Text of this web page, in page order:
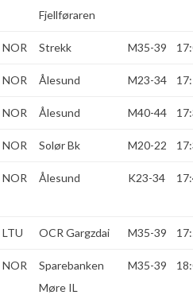
Fjellføraren
NOR Strekk M35-39
NOR Ålesund M23-34
NOR Ålesund M40-44
NOR Solør Bk M20-22
NOR Ålesund K23-34
LTU OCR Gargzdai M35-39
NOR
Sparebanken
Møre IL
M35-39